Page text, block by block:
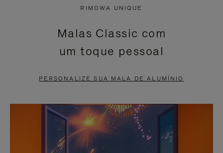
PAUSADO,
PRESSIONE
PARA
LO
SOM.
POR
FAVOR,
PARA
ATIVÁ-
LO
RIMOWA UNIQUE
Malas Classic com
um toque pessoal
PERSONALIZE SUA MALA DE ALUMÍNIO